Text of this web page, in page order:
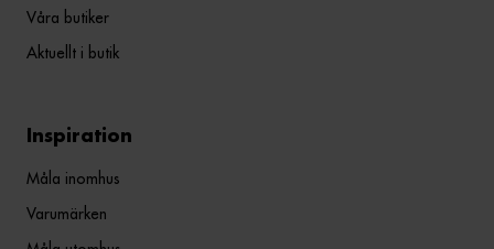
Våra butiker
Aktuellt i butik
Inspiration
Måla inomhus
Varumärken